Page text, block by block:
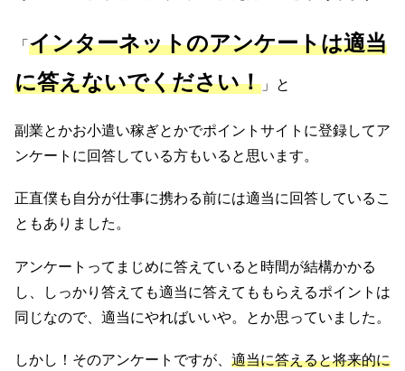
「 インターネットのアンケートは適当
に答えないでください！ 」と
副業とかお小遣い稼ぎとかでポイントサイトに登録してア
ンケートに回答している方もいると思います。
正直僕も自分が仕事に携わる前には適当に回答しているこ
ともありました。
アンケートってまじめに答えていると時間が結構かかる
し、しっかり答えても適当に答えてももらえるポイントは
同じなので、適当にやればいいや。とか思っていました。
しかし！そのアンケートですが、 適当に答えると将来的に